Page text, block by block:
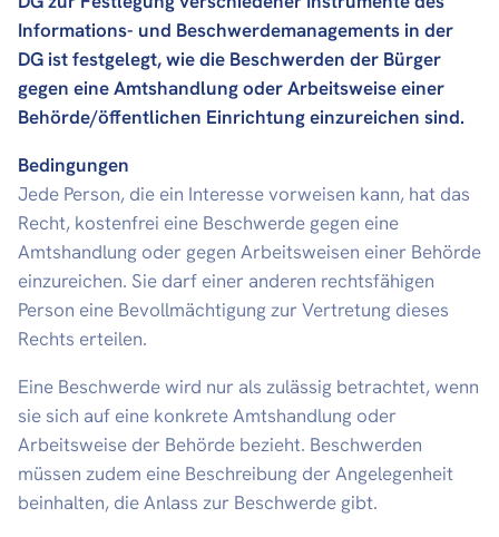
Informations- und Beschwerdemanagements in der
DG ist festgelegt, wie die Beschwerden der Bürger
gegen eine Amtshandlung oder Arbeitsweise einer
Behörde/öffentlichen Einrichtung einzureichen sind.
Bedingungen
Jede Person, die ein Interesse vorweisen kann, hat das
Recht, kostenfrei eine Beschwerde gegen eine
Amtshandlung oder gegen Arbeitsweisen einer Behörde
einzureichen. Sie darf einer anderen rechtsfähigen
Person eine Bevollmächtigung zur Vertretung dieses
Rechts erteilen.
Eine Beschwerde wird nur als zulässig betrachtet, wenn
sie sich auf eine konkrete Amtshandlung oder
Arbeitsweise der Behörde bezieht. Beschwerden
müssen zudem eine Beschreibung der Angelegenheit
beinhalten, die Anlass zur Beschwerde gibt.